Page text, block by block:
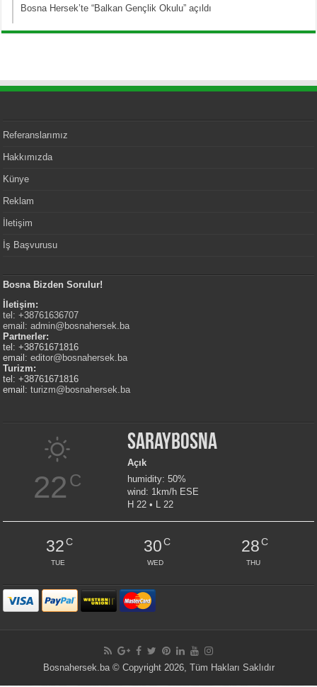
Bosna Hersek’te “Balkan Gençlik Okulu” açıldı
Referanslarımız
Hakkımızda
Künye
Reklam
İletişim
İş Başvurusu
Bosna Bizden Sorulur!
İletişim:
tel: +38761636707
email:admin@bosnahersek.ba
Partnerler:
tel: +38761671816
email:editor@bosnahersek.ba
Turizm:
tel: +38761671816
email:turizm@bosnahersek.ba
22 C
Saraybosna
Açık
humidity: 50%
wind: 1km/h ESE
H 22 • L 22
32C
TUE
30C
WED
28C
THU
Bosnahersek.ba © Copyright 2026, Tüm Hakları Saklıdır